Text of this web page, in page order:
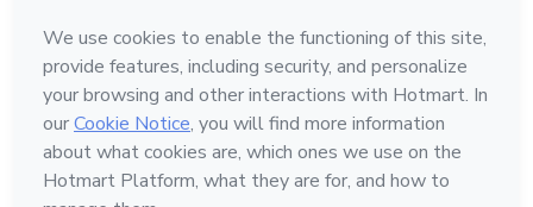
Conheça a Hotmart
Idioma